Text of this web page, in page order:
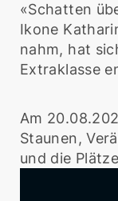
«Schatten
Ikone
nahm, hat
Extraklasse
Am
Staunen,
und die